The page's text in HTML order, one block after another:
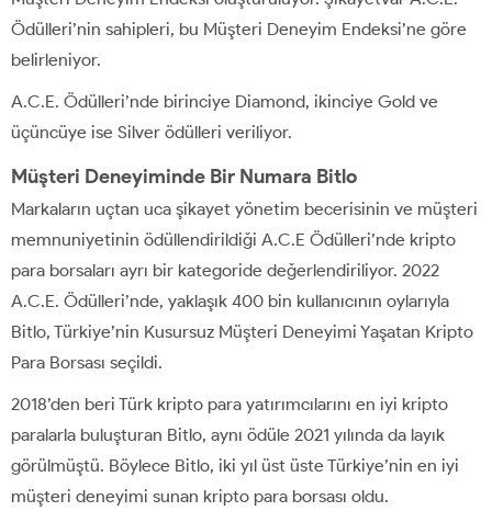
Ödülleri’nin sahipleri, bu Müşteri Deneyim Endeksi’ne göre
belirleniyor.
A.C.E. Ödülleri’nde birinciye Diamond, ikinciye Gold ve
üçüncüye ise Silver ödülleri veriliyor.
Müşteri Deneyiminde Bir Numara Bitlo
Markaların uçtan uca şikayet yönetim becerisinin ve müşteri
memnuniyetinin ödüllendirildiği A.C.E Ödülleri’nde kripto
para borsaları ayrı bir kategoride değerlendiriliyor. 2022
A.C.E. Ödülleri’nde, yaklaşık 400 bin kullanıcının oylarıyla
Bitlo, Türkiye’nin Kusursuz Müşteri Deneyimi Yaşatan Kripto
Para Borsası seçildi.
2018’den beri Türk kripto para yatırımcılarını en iyi kripto
paralarla buluşturan Bitlo, aynı ödüle 2021 yılında da layık
görülmüştü. Böylece Bitlo, iki yıl üst üste Türkiye’nin en iyi
müşteri deneyimi sunan kripto para borsası oldu.